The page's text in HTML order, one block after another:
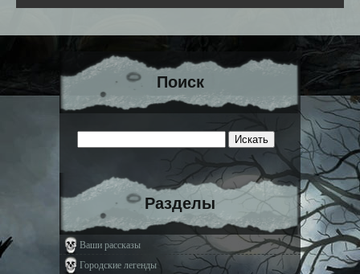
Поиск
Разделы
Ваши рассказы
Городские легенды